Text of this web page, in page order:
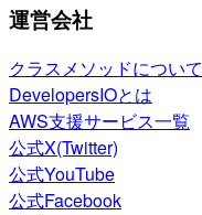
運営会社
クラスメソッドについて
DevelopersIOとは
AWS支援サービス一覧
公式X(Twitter)
公式YouTube
公式Facebook